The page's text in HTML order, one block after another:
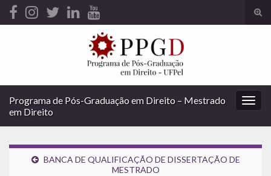
Search for:
Programa de Pós-Graduação em Direito – Mestrado
em Direito
BANCA DE QUALIFICAÇÃO DE DISSERTAÇÃO DE
MESTRADO